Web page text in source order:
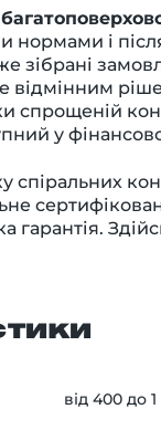
нормами і
зібрані
відмінним
спрощеній
у
гарантія.
від 400 до